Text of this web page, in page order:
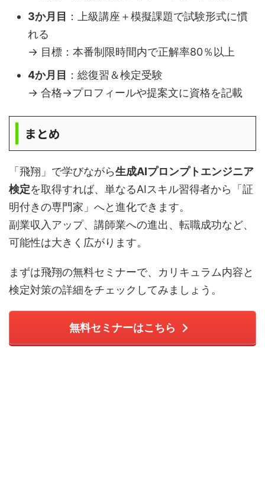
3か月目 ：上級講座＋模擬課題で試験形式に慣
れる
→ 目標：本番制限時間内で正解率80％以上
4か月目 ：総復習＆検定受験
→ 合格→プロフィールや提案文に資格を記載
まとめ
「飛翔」で学びながら生成AIプロンプトエンジニア
検定を取得すれば、単なるAIスキル習得者から「証
明付きの専門家」へと進化できます。
副業収入アップ、講師業への進出、転職成功など、
可能性は大きく広がります。
まずは飛翔の無料セミナーで、カリキュラム内容と
検定対策の詳細をチェックしてみましょう。
無料セミナーはこちら